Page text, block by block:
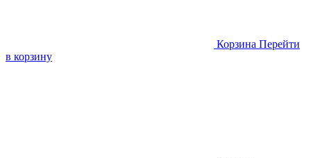
Корзина Перейти
в корзину